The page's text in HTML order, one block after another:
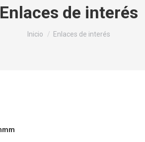
Enlaces de interés
Estás aquí:
Inicio Enlaces de interés